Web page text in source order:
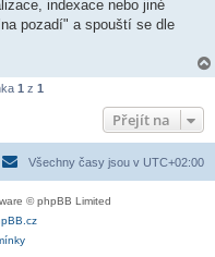
indexace nebo jiné
pozadí" a spouští se dle
1 z 1
Přejít na
Všechny časy jsou v UTC+02:00
© phpBB Limited